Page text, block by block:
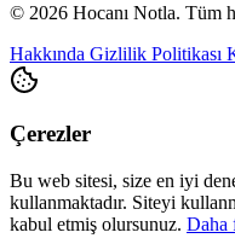
© 2026 Hocanı Notla. Tüm
Hakkında Gizlilik Politikası
Çerezler
Bu web sitesi, size en iyi
kullanmaktadır. Siteyi
kabul etmiş olursunuz. Daha